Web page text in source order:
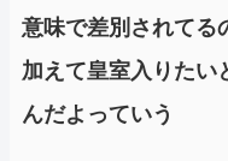
意味で差別されてる
加えて皇室入りたい
んだよっていう